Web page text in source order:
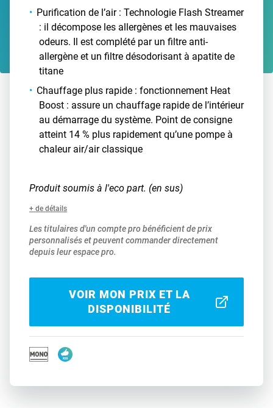
Purification de l’air : Technologie Flash Streamer
: il décompose les allergènes et les mauvaises
odeurs. Il est complété par un filtre anti-
allergène et un filtre désodorisant à apatite de
titane
Chauffage plus rapide : fonctionnement Heat
Boost : assure un chauffage rapide de l’intérieur
au démarrage du système. Point de consigne
atteint 14 % plus rapidement qu’une pompe à
chaleur air/air classique
Produit soumis à l'eco part. (en sus)
+ de détails
Les titulaires d'un compte pro bénéficient de prix
personnalisés et peuvent commander directement
depuis leur espace pro.
VOIR MON PRIX ET LA
DISPONIBILITÉ